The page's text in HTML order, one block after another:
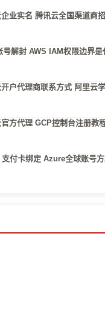
业实名 腾讯云全国渠道商
号解封 AWS IAM权限边界是
户代理商联系方式 阿里云
方代理 GCP控制台注册教
付卡绑定 Azure全球账号